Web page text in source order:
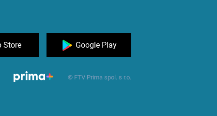
Store Google Play
© FTV Prima spol. s r.o.